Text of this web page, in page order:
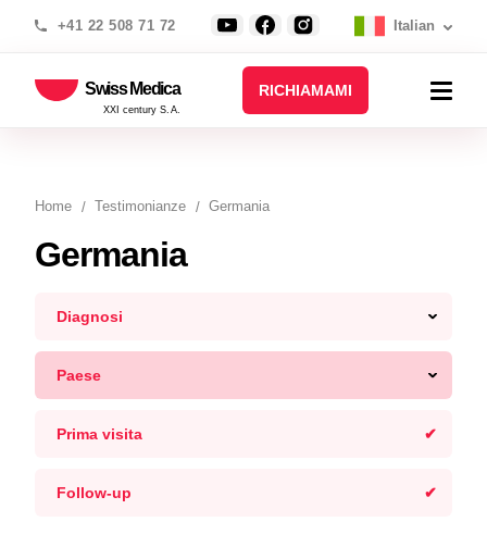
+41 22 508 71 72 Italian
Swiss Medica
XXI century S.A.
RICHIAMAMI
Home Testimonianze Germania
Germania
Diagnosi
Paese
Prima visita
Follow-up